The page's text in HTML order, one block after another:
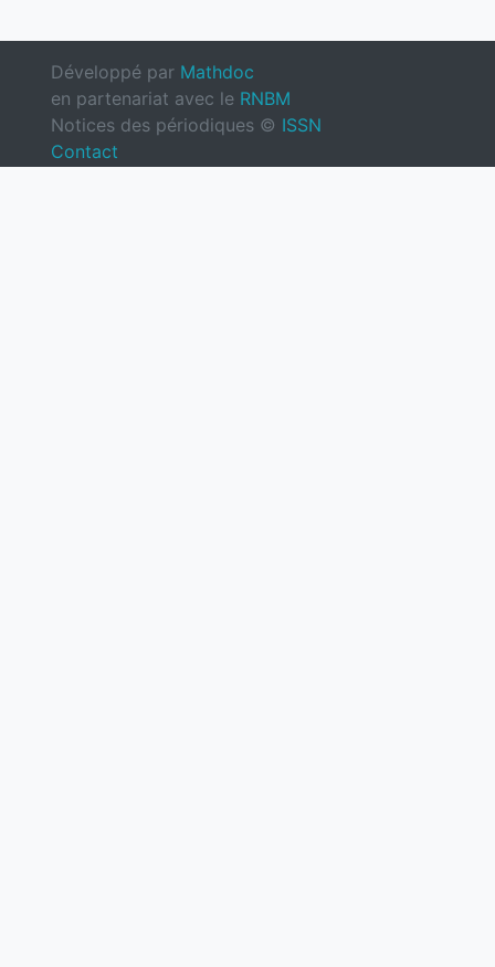
Développé par Mathdoc
en partenariat avec le RNBM
Notices des périodiques © ISSN
Contact